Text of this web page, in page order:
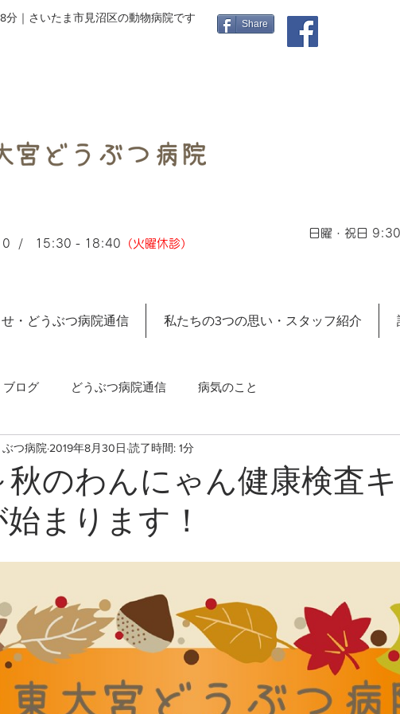
Share
分｜さいたま市見沼区の動物病院です
/ 15:30 - 18:40 （火曜休診）
日曜・祝日
・どうぶつ病院通信 私たちの3つの思い・スタッフ紹介
ブログ どうぶつ病院通信 病気のこと
秋のわんにゃん健康検査
まります！
つ病院 2019年8月30日 読了時間: 1分